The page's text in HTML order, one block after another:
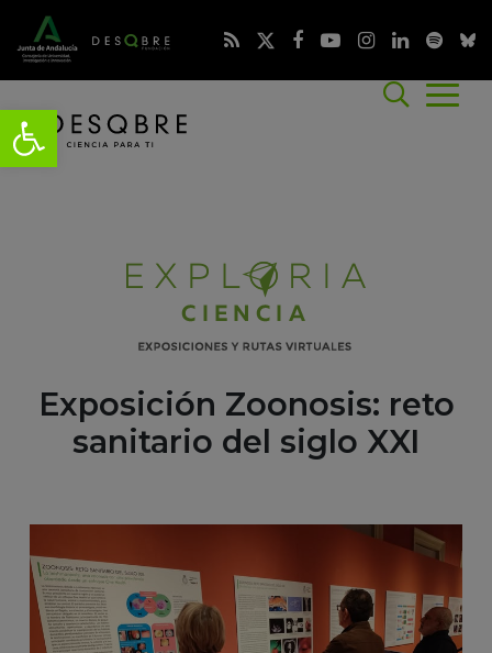
Exposición Zoonosis: reto
sanitario del siglo XXI